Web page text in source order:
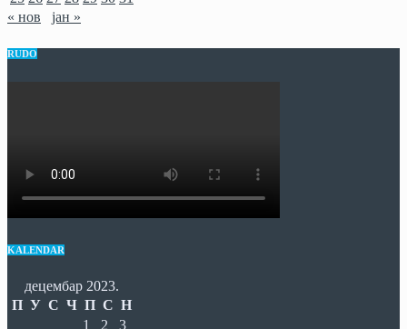
« нов
јан »
RUDO
KALENDAR
децембар 2023.
П У С Ч П С Н
1
2 3